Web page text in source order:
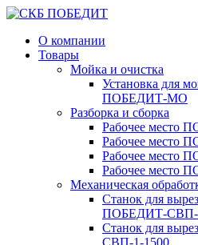
О компании
Товары
Мойка и очистка
Установка для
ПОБЕДИТ‑МО
Разборка и сборка
Рабочее место
Рабочее место
Рабочее место
Рабочее место
Механическая
Станок для
Станок для
СВП-1-1500